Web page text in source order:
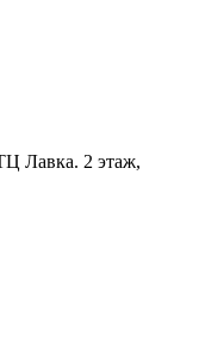
Лавка. 2 этаж,